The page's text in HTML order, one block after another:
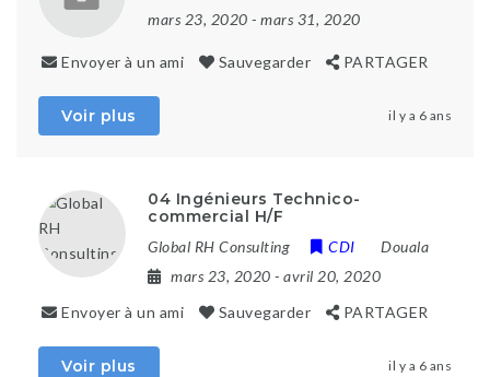
mars 23, 2020 - mars 31, 2020
Envoyer à un ami Sauvegarder PARTAGER
Voir plus il y a 6 ans
04 Ingénieurs Technico-
commercial H/F
Global RH Consulting CDI
Douala
mars 23, 2020 - avril 20, 2020
Envoyer à un ami
Sauvegarder PARTAGER
Voir plus il y a 6 ans